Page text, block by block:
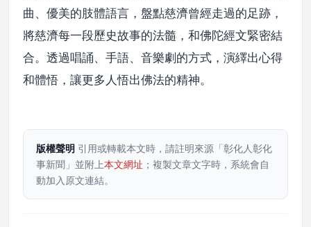
曲、優美的肢體語言，盤點慈濟曾經走過的足跡，
將慈濟每一段歷史故事的法髓，和佛陀經文緊密結
合。透過唱誦、手語、音樂劇的方式，演繹出心得
和體悟，讓更多人悟出佛法的精神。
版權聲明 引用或轉載本文時，請註明來源「彰化人彰化
事新聞」並附上本文網址 ；複製文章文字時，系統會自
動加入原文連結。